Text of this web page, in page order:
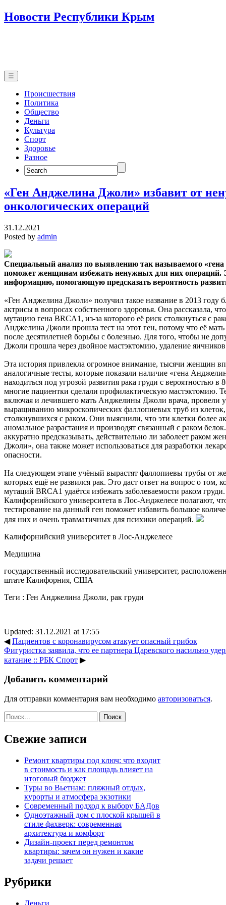
Новости Республики Крым
☰
Происшествия
Политика
Общество
Деньги
Культура
Спорт
Здоровье
Разное
Search
for:
«Ген Анджелина Джоли» избавит от
онкологических операций
31.12.2021
Posted by admin
Специальный анализ по выявлению так называемого
поможет женщинам избежать ненужных для них операций.
информацию, помогающую предсказать вероятность
«Ген Анджелина Джоли» получил такое название в 2013 году
актрисы в вопросах собственного здоровья. Она рассказала,
мутацию гена BRCA1, из-за которого её риск столкнуться с
Анджелина Джоли прошла тест на этот ген, потому что её мать
после десятилетней борьбы с болезнью. Для того, чтобы не
Джоли прошла через двойное мастэктомию, удаление
Эта история привлекла огромное внимание, тысячи женщин
аналогичные тесты, которые показали наличие «гена
находиться под угрозой развития рака груди с вероятностью в
многие пациентки сделали профилактическую мастэктомию.
включая и лечившего мать Анджелины Джоли врача, провели
выращиванию микроскопических фаллопиевых труб из
столкнувшихся с раком. Они выяснили, что эти клетки более
аномальное разрастания и производят связанный с раком
аккуратно предсказывать, действительно ли заболеет раком
Джоли», она также может использоваться для разработки
опасности.
На следующем этапе учёный вырастят фаллопиевы трубы от
которых ещё не развился рак. Это даст ответ на вопрос о том,
мутаций BRCA1 удаётся избежать заболеваемости раком
Калифорнийского университета в Лос-Анджелесе полагают,
тестирование на данный ген поможет избавить большое
для них и очень травматичных для психики операций.
Калифорнийский университет в Лос-Анджелесе
Медицина
государственный исследовательский университет,
штате Калифорния, США
Теги : Ген Анджелина Джоли, рак груди
Updated: 31.12.2021 at 17:55
◀Пациентов с коронавирусом атакует опасный грибок
Фигуристка заявила, что ее партнера Царевского насильно
катание :: РБК Спорт ▶
Добавить комментарий
Для отправки комментария вам необходимо авторизоваться.
Найти:
Свежие записи
Ремонт квартиры под ключ: что входит
в стоимость и как площадь влияет на
итоговый бюджет
Туры во Вьетнам: пляжный отдых,
курорты и атмосфера экзотики
Современный подход к выбору БАДов
Одноэтажный дом с плоской крышей в
стиле фахверк: современная
архитектура и комфорт
Дизайн-проект перед ремонтом
квартиры: зачем он нужен и какие
задачи решает
Рубрики
Деньги